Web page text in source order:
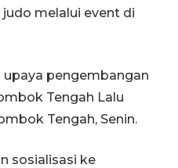
melalui event di
upaya pengembangan
Tengah Lalu
Tengah, Senin.
sosialisasi ke